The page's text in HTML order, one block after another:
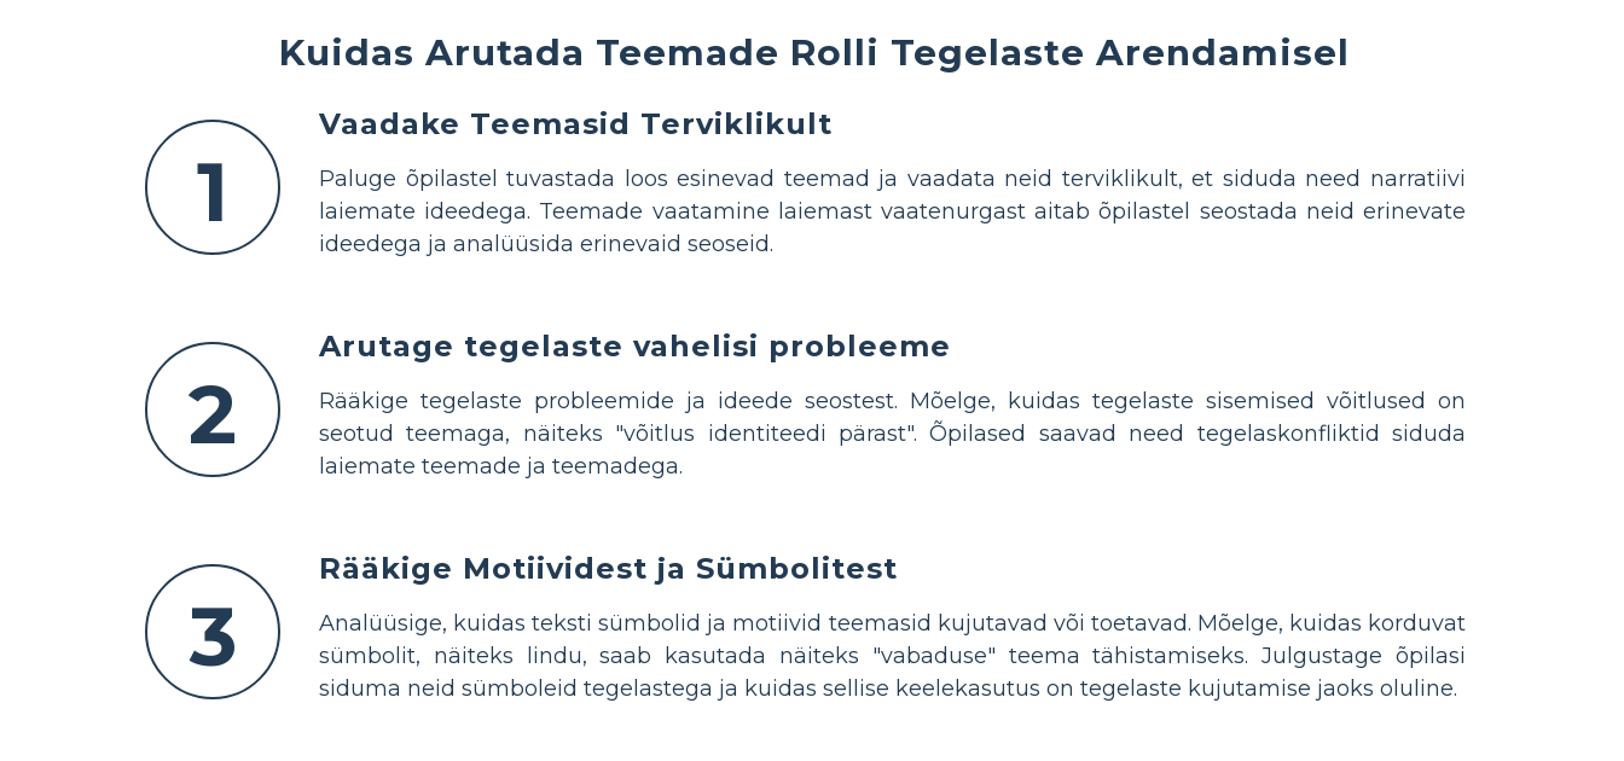
Kuidas Arutada Teemade Rolli Tegelaste Arendamisel
1
Vaadake Teemasid Terviklikult
Paluge õpilastel tuvastada loos esinevad teemad ja vaadata neid terviklikult, et siduda need narratiivi
laiemate ideedega. Teemade vaatamine laiemast vaatenurgast aitab õpilastel seostada neid erinevate
ideedega ja analüüsida erinevaid seoseid.
2
Arutage tegelaste vahelisi probleeme
Rääkige tegelaste probleemide ja ideede seostest. Mõelge, kuidas tegelaste sisemised võitlused on
seotud teemaga, näiteks "võitlus identiteedi pärast". Õpilased saavad need tegelaskonfliktid siduda
laiemate teemade ja teemadega.
3
Rääkige Motiividest ja Sümbolitest
Analüüsige, kuidas teksti sümbolid ja motiivid teemasid kujutavad või toetavad. Mõelge, kuidas korduvat
sümbolit, näiteks lindu, saab kasutada näiteks "vabaduse" teema tähistamiseks. Julgustage õpilasi
siduma neid sümboleid tegelastega ja kuidas sellise keelekasutus on tegelaste kujutamise jaoks oluline.